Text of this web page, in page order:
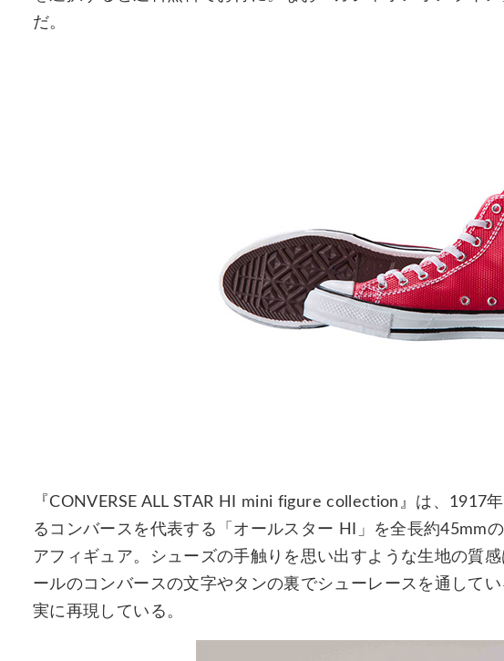
だ。
『CONVERSE ALL STAR HI mini figure collection』は、1917
るコンバースを代表する「オールスター HI」を全長約45mm
アフィギュア。シューズの手触りを思い出すような生地の質
ールのコンバースの文字やタンの裏でシューレースを通して
実に再現している。